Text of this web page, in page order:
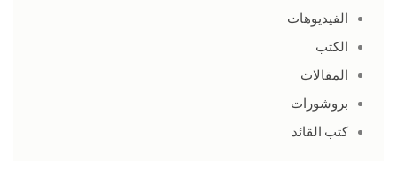
الفيديوهات
الكتب
المقالات
بروشورات
كتب القائد